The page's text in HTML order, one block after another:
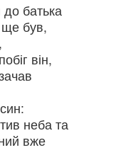
до батька
ще був,
він,
неба та
вже